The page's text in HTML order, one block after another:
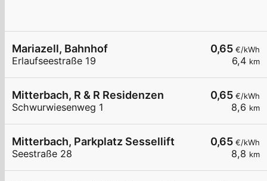
0,65 €/kWh
6,4 km
Mariazell, Bahnhof
Erlaufseestraße 19
0,65 €/kWh
8,6 km
Mitterbach, R & R Residenzen
Schwurwiesenweg 1
0,65 €/kWh
8,8 km
Mitterbach, Parkplatz Sessellift
Seestraße 28